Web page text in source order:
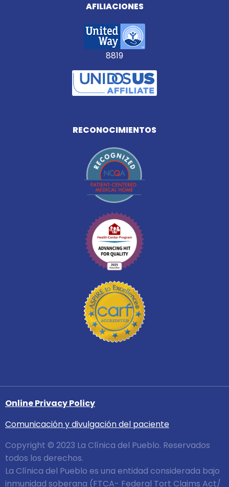
AFILIACIONES
8819
RECONOCIMIENTOS
Online Privacy Policy
Comunicación y divulgación del paciente
Copyright © 2023 La Clínica del Pueblo. Reservados
todos los derechos.
La Clínica del Pueblo es una entidad considerada bajo
inmunidad soberana (FTCA- Federal Tort Claims Act/